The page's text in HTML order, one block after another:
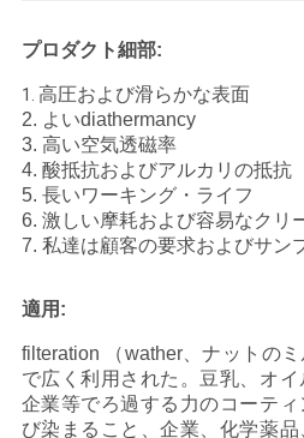
プロダクト細部:
1. 高圧および滑らかな表面
2. よいdiathermancy
3. 高い空気透磁率
4. 酸抵抗およびアルカリの抵抗
5. 長いワーキング・ライフ
6. 激しい摩耗および容易なクリ
7. 私達は顧客の要求およびサン
適用:
filteration （wather、ナットの
で広く利用された。豆乳、オイ
企業等でろ過する力のコーテ
び染まること、企業、化学薬